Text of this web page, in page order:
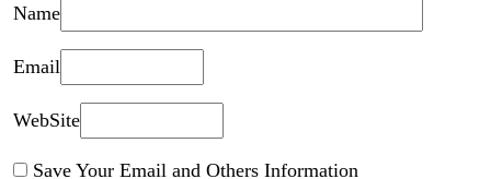
Name
Email
WebSite
Save Your Email and Others Information